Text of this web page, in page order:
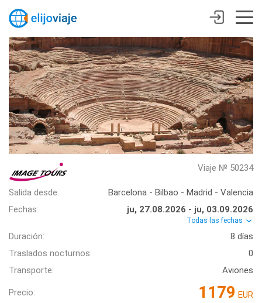
Viaje № 50234
Salida desde:
Barcelona - Bilbao - Madrid - Valencia
Fechas:
ju, 27.08.2026 - ju, 03.09.2026
Todas las fechas
Duración:
8 días
Traslados nocturnos:
0
Transporte:
Aviones
Precio: 1179 EUR